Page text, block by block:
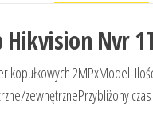
Nvr
kopułkowych 2MPxModel:
zewnętrznePrzybliżony